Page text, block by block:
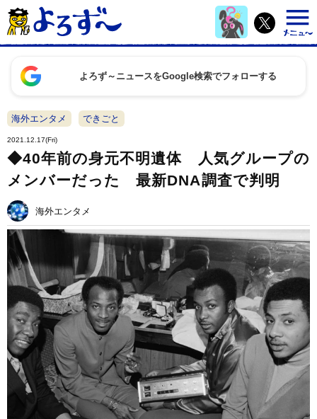
よろず～ニュースをGoogle検索でフォローする
海外エンタメ できごと
2021.12.17(Fri)
◆40年前の身元不明遺体 人気グループの
メンバーだった 最新DNA調査で判明
海外エンタメ